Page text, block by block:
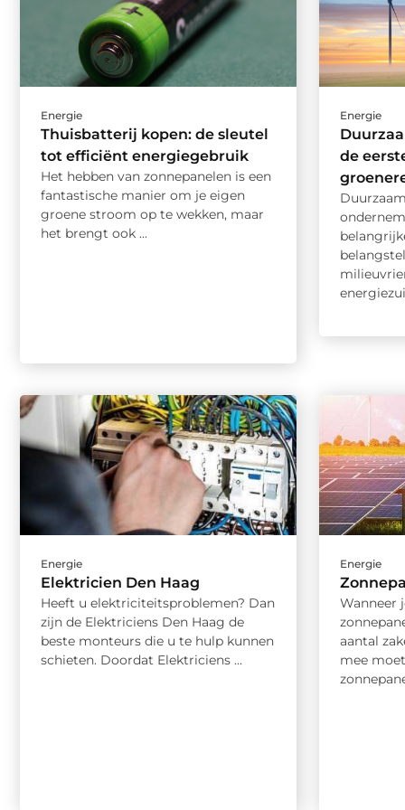
Energie
Thuisbatterij kopen: de sleutel
tot efficiënt energiegebruik
Het hebben van zonnepanelen is een
fantastische manier om je eigen
groene stroom op te wekken, maar
het brengt ook ...
Energie
de
Energie
Elektricien Den Haag
Heeft u elektriciteitsproblemen? Dan
zijn de Elektriciens Den Haag de
beste monteurs die u te hulp kunnen
schieten. Doordat Elektriciens ...
Energie
Wanneer
aantal
mee